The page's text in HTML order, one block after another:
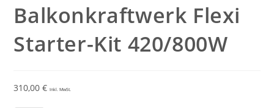
Balkonkraftwerk Flexi
Starter-Kit 420/800W
310,00€ Inkl. MwSt.